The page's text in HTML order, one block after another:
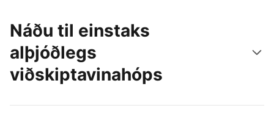
Náðu til einstaks
alþjóðlegs
viðskiptavinahóps